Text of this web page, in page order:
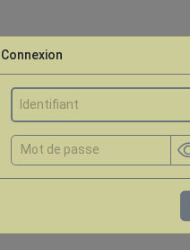
Connexion